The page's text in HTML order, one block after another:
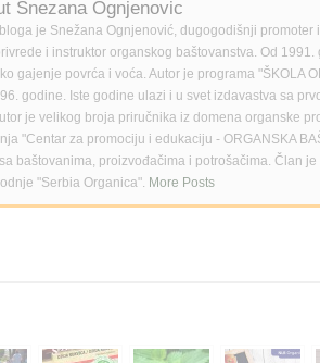
Snezana Ognjenovic
je Snežana Ognjenović, dugogodišnji promoter
i instruktor organskog baštovanstva. Od
gajenje povrća i voća. Autor je programa "ŠKOLA
godine. Iste godine ulazi i u svet izdavastva sa
je velikog broja priručnika iz domena organske
"Centar za promociju i edukaciju - ORGANSKA
baštovanima, proizvođačima i potrošačima. Član
"Serbia Organica". More Posts